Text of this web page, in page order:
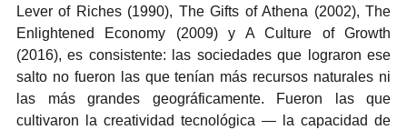
Lever of Riches (1990), The Gifts of Athena (2002), The
Enlightened Economy (2009) y A Culture of Growth
(2016), es consistente: las sociedades que lograron ese
salto no fueron las que tenían más recursos naturales ni
las más grandes geográficamente. Fueron las que
cultivaron la creatividad tecnológica — la capacidad de